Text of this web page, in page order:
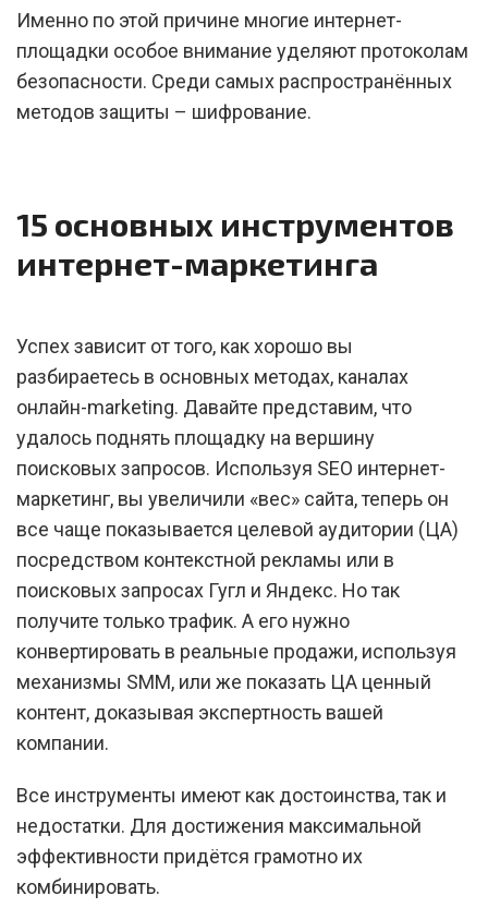
Именно по этой причине многие интернет-
площадки особое внимание уделяют протоколам
безопасности. Среди самых распространённых
методов защиты – шифрование.
15 основных инструментов
интернет-маркетинга
Успех зависит от того, как хорошо вы
разбираетесь в основных методах, каналах
онлайн-marketing. Давайте представим, что
удалось поднять площадку на вершину
поисковых запросов. Используя SEO интернет-
маркетинг, вы увеличили «вес» сайта, теперь он
все чаще показывается целевой аудитории (ЦА)
посредством контекстной рекламы или в
поисковых запросах Гугл и Яндекс. Но так
получите только трафик. А его нужно
конвертировать в реальные продажи, используя
механизмы SMM, или же показать ЦА ценный
контент, доказывая экспертность вашей
компании.
Все инструменты имеют как достоинства, так и
недостатки. Для достижения максимальной
эффективности придётся грамотно их
комбинировать.